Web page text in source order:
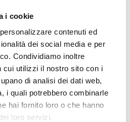
i cookie
contenuti ed
dei social media e per
Condividiamo inoltre
cui utilizzi il nostro sito con i
di analisi dei dati web,
i quali potrebbero combinarle
hai fornito loro o che hanno
loro servizi.
ogni anno”.
– spiegaJennifer
e Traslazionale dell’Ospedale
rappresentato dall’ampio
disposizione: dalla
e in gran parte dei casi
radioterapia, fino alle terapie
la chemioterapia,